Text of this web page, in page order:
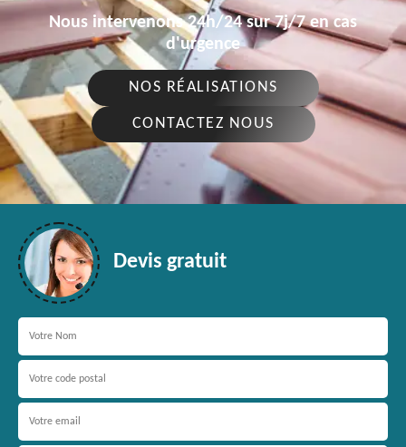
Nous intervenons 24h/24 sur 7j/7 en cas
d'urgence
NOS RÉALISATIONS
CONTACTEZ NOUS
Devis gratuit